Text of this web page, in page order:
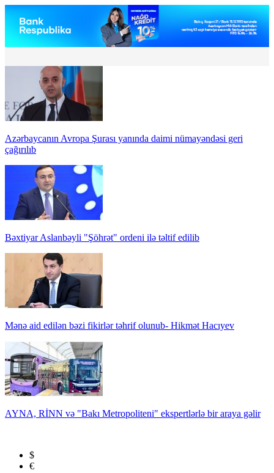
Azərbaycanın Avropa Şurası yanında daimi nümayəndəsi geri
çağırılıb
Bəxtiyar Aslanbəyli "Şöhrət" ordeni ilə təltif edilib
Mənə aid edilən bəzi fikirlər təhrif olunub- Hikmət Hacıyev
AYNA, RİNN və "Bakı Metropoliteni" ekspertlərlə bir araya gəlir
$
€